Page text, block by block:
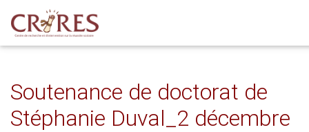
Soutenance de doctorat de
Stéphanie Duval_2 décembre